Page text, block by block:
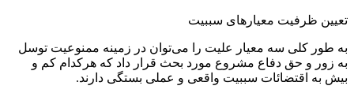
تعیین ظرفیت معیارهای سببیت
به طور کلی سه معیار علیت را می‌توان در زمینه ممنوعیت توسل
به زور و حق دفاع مشروع مورد بحث قرار داد که هرکدام کم و
بیش به اقتضائات سببیت واقعی و عملی بستگی دارند.